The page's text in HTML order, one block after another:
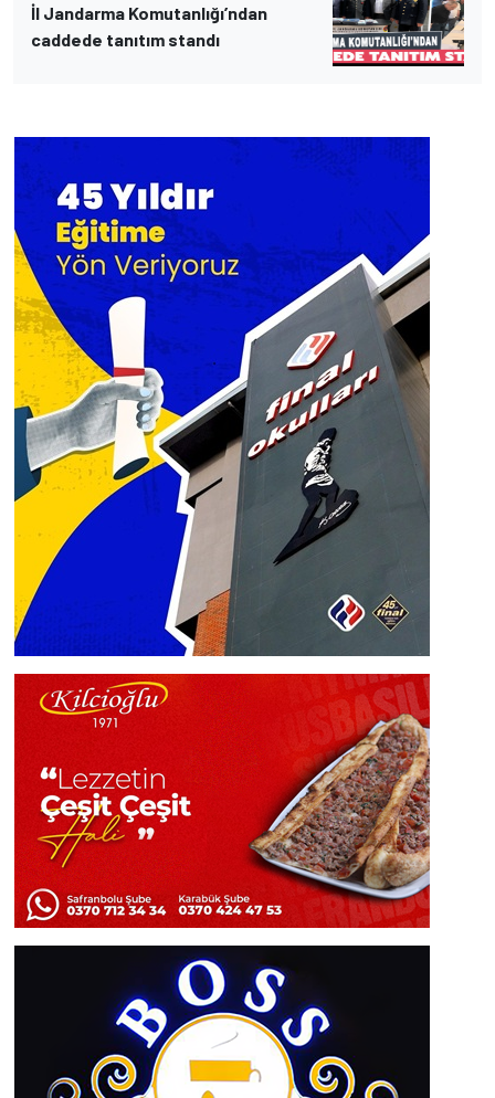
İl Jandarma Komutanlığı’ndan
caddede tanıtım standı